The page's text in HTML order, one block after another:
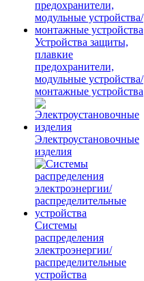
Устройства защиты,
плавкие
предохранители,
модульные устройства/
монтажные устройства
Электроустановочные
изделия
Системы
распределения
электроэнергии/
распределительные
устройства